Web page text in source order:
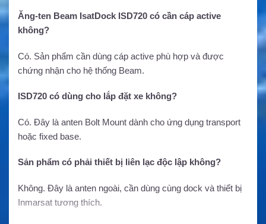
Ăng-ten Beam IsatDock ISD720 có cần cáp active
không?
Có. Sản phẩm cần dùng cáp active phù hợp và được
chứng nhận cho hệ thống Beam.
ISD720 có dùng cho lắp đặt xe không?
Có. Đây là anten Bolt Mount dành cho ứng dụng transport
hoặc fixed base.
Sản phẩm có phải thiết bị liên lạc độc lập không?
Không. Đây là anten ngoài, cần dùng cùng dock và thiết bị
Inmarsat tương thích.